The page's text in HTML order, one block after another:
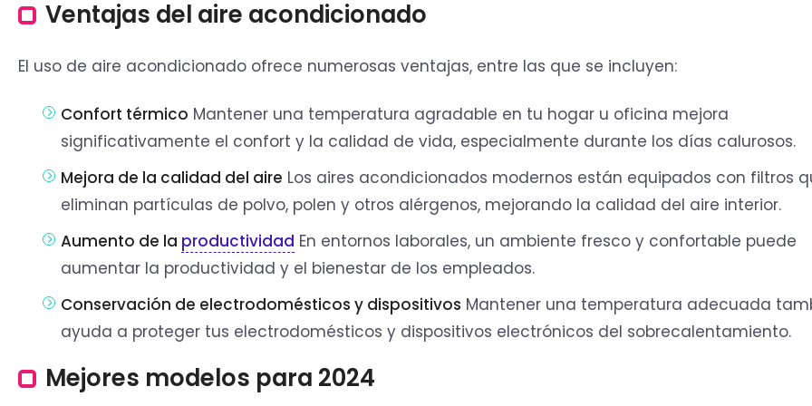
Ventajas del aire acondicionado
El uso de aire acondicionado ofrece numerosas ventajas, entre las que se incluyen:
Confort térmico Mantener una temperatura agradable en tu hogar u oficina mejora
significativamente el confort y la calidad de vida, especialmente durante los días calurosos.
Mejora de la calidad del aire Los aires acondicionados modernos están equipados con filtros
eliminan partículas de polvo, polen y otros alérgenos, mejorando la calidad del aire interior.
Aumento de la productividad En entornos laborales, un ambiente fresco y confortable puede
aumentar la productividad y el bienestar de los empleados.
Conservación de electrodomésticos y dispositivos Mantener una temperatura adecuada
ayuda a proteger tus electrodomésticos y dispositivos electrónicos del sobrecalentamiento.
Mejores modelos para 2024